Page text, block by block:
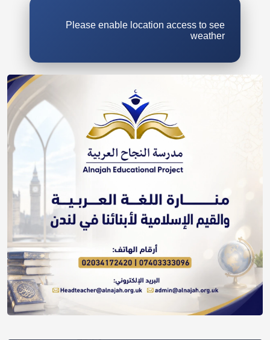
Please enable location access to see
weather